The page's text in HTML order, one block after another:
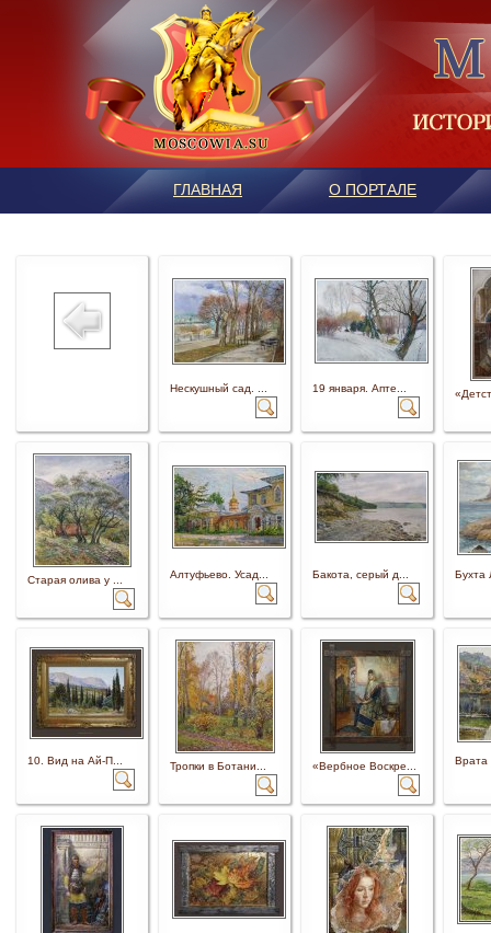
ГЛАВНАЯ О ПОРТАЛЕ
Нескушный сад. ... 19 января. Апте...
Старая олива у ... Алтуфьево. Усад... Бакота, серый д... Бухта
10. Вид на Ай-П... Тропки в Ботани... «Вербное Воскре... Врата